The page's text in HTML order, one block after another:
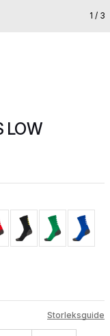
1 / 3
LOW
Storleksguide